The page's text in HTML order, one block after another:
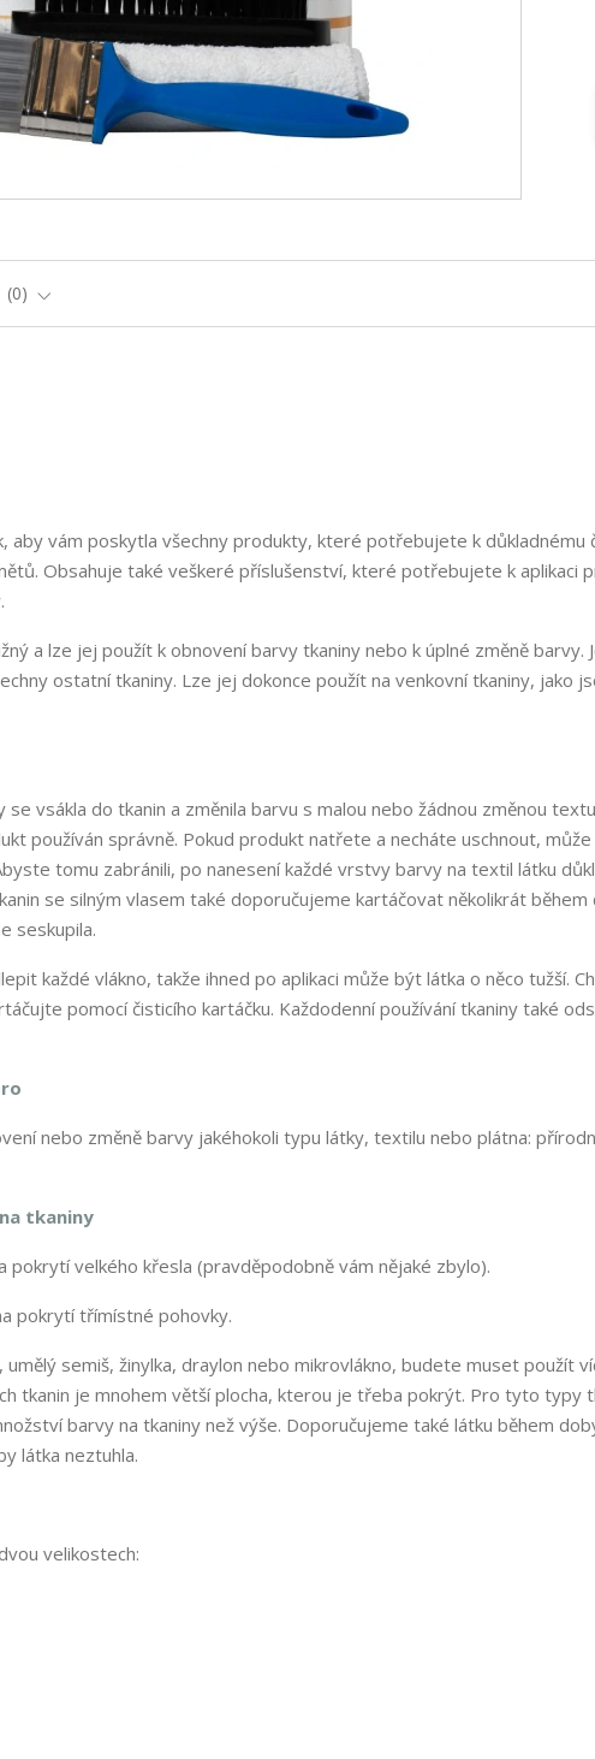
0
aby vám poskytla všechny produkty, které potřebujete k důkladnému
Obsahuje také veškeré příslušenství, které potřebujete k aplikaci
a lze jej použít k obnovení barvy tkaniny nebo k úplné změně barvy.
ostatní tkaniny. Lze jej dokonce použít na venkovní tkaniny, jako
vsákla do tkanin a změnila barvu s malou nebo žádnou změnou
používán správně. Pokud produkt natřete a necháte uschnout, může
tomu zabránili, po nanesení každé vrstvy barvy na textil látku
se silným vlasem také doporučujeme kartáčovat několikrát během
seskupila.
každé vlákno, takže ihned po aplikaci může být látka o něco tužší.
pomocí čisticího kartáčku. Každodenní používání tkaniny také
nebo změně barvy jakéhokoli typu látky, textilu nebo plátna:
tkaniny
velkého křesla (pravděpodobně vám nějaké zbylo).
pokrytí třímístné pohovky.
semiš, žinylka, draylon nebo mikrovlákno, budete muset použít
tkanin je mnohem větší plocha, kterou je třeba pokrýt. Pro tyto typy
barvy na tkaniny než výše. Doporučujeme také látku během
látka neztuhla.
velikostech: